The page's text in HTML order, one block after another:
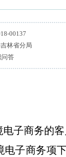
00137
林省分局
问答
电子商务的
电子商务项